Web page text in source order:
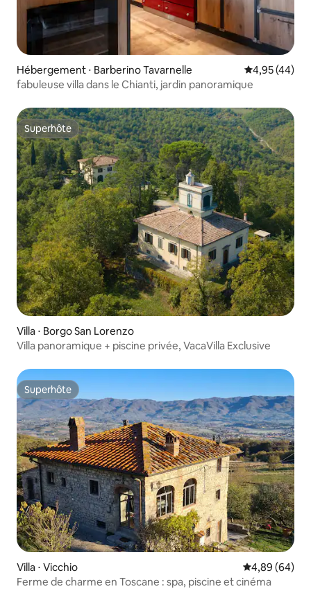
Hébergement ⋅ Barberino Tavarnelle Évaluation
4,95 (44)
fabuleuse villa dans le Chianti, jardin panoramique
Superhôte
Superhôte
Villa ⋅ Borgo San Lorenzo
Villa panoramique + piscine privée, VacaVilla Exclusive
Superhôte
Superhôte
Villa ⋅ Vicchio Évaluation
4,89 (64)
Ferme de charme en Toscane : spa, piscine et cinéma